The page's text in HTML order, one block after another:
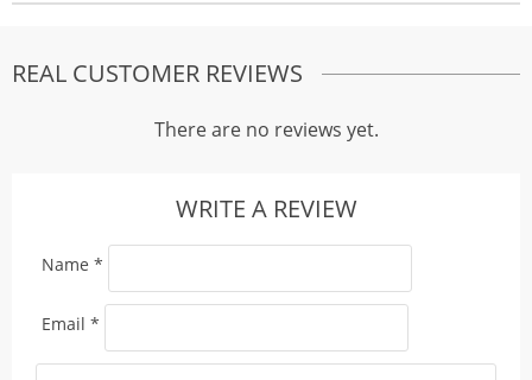
REAL CUSTOMER REVIEWS
There are no reviews yet.
WRITE A REVIEW
Name *
Email *